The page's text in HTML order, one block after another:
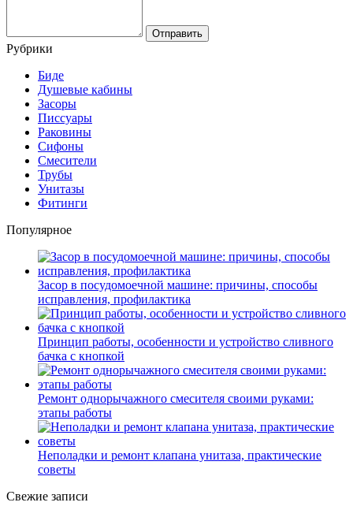
Рубрики
Биде
Душевые кабины
Засоры
Писсуары
Раковины
Сифоны
Смесители
Трубы
Унитазы
Фитинги
Популярное
Засор в посудомоечной машине: причины, способы
исправления, профилактика
Принцип работы, особенности и устройство сливного
бачка с кнопкой
Ремонт однорычажного смесителя своими руками:
этапы работы
Неполадки и ремонт клапана унитаза, практические
советы
Свежие записи